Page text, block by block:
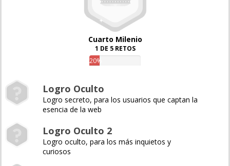
Cuarto Milenio
1 DE 5 RETOS
20%
Logro Oculto
Logro secreto, para los usuarios que captan la
esencia de la web
Logro Oculto 2
Logro oculto, para los más inquietos y
curiosos